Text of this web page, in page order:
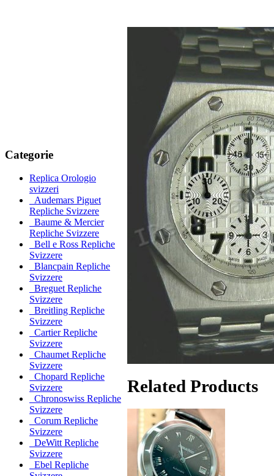
Categorie
Replica Orologio
svizzeri
Audemars Piguet
Repliche Svizzere
Baume & Mercier
Repliche Svizzere
Bell e Ross Repliche
Svizzere
Blancpain Repliche
Svizzere
Breguet Repliche
Svizzere
Breitling Repliche
Svizzere
Cartier Repliche
Svizzere
Chaumet Repliche
Svizzere
Chopard Repliche
Svizzere
Chronoswiss Repliche
Svizzere
Corum Repliche
Svizzere
DeWitt Repliche
Svizzere
Ebel Repliche
Related Products